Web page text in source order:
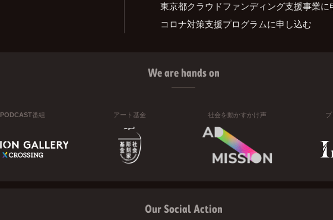
東京都クラウドファンディング支援事業に
コロナ対策支援プログラムに申し込む
We are hands on
PODCAST番組 アート基金 社会を動かすかけ声
Our Social Action